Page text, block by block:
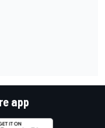
app